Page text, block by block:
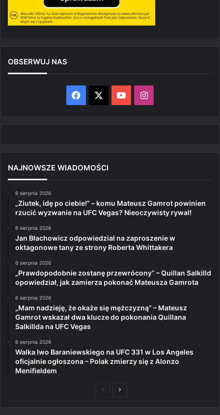
OBSERWUJ NAS
Facebook YouTubeInstagram
NAJNOWSZE WIADOMOŚCI
6 sierpnia 2026
„Ziutek, idę po ciebie!” – komu Mateusz Gamrot powinien
rzucić wyzwanie na UFC Vegas? Nieoczywisty rywal!
6 sierpnia 2026
Jan Błachowicz odpowiedział na zaproszenie w
oktagonowe tany ze strony Roberta Whittakera
6 sierpnia 2026
„Prawdopodobnie zostanę przewrócony” – Quillan Salkilld
opowiedział, jak zamierza pokonać Mateusza Gamrota
6 sierpnia 2026
„Mam nadzieję, że okaże się mężczyzną” – Mateusz
Gamrot wskazał dwa klucze do pokonania Quillana
Salkillda na UFC Vegas
6 sierpnia 2026
Walka Iwo Baraniewskiego na UFC 331 w Los Angeles
oficjalnie ogłoszona – Polak zmierzy się z Alonzo
Menifieldem
PoprzedniaNastępna